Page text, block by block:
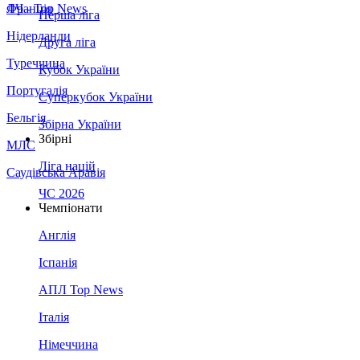
Франція
Нідерланди
Туреччина
Португалія
Бельгія
МЛС
Саудівська Аравія
ЛЧ - Top News
Перша ліга
Друга ліга
Кубок України
Суперкубок України
Збірна України
Збірні
Ліга націй
ЧС 2026
Чемпіонати
Англія
Іспанія
АПЛ Top News
Італія
Німеччина